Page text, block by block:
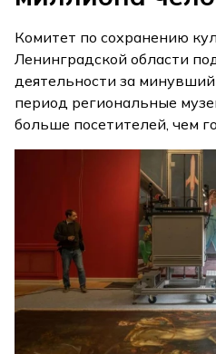
Комитет по сохранению
Ленинградской области
деятельности за минувший
период региональные
больше посетителей, чем